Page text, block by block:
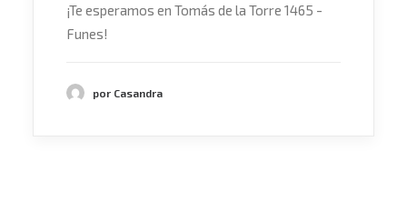
¡Te esperamos en Tomás de la Torre 1465 -
Funes!
por Casandra